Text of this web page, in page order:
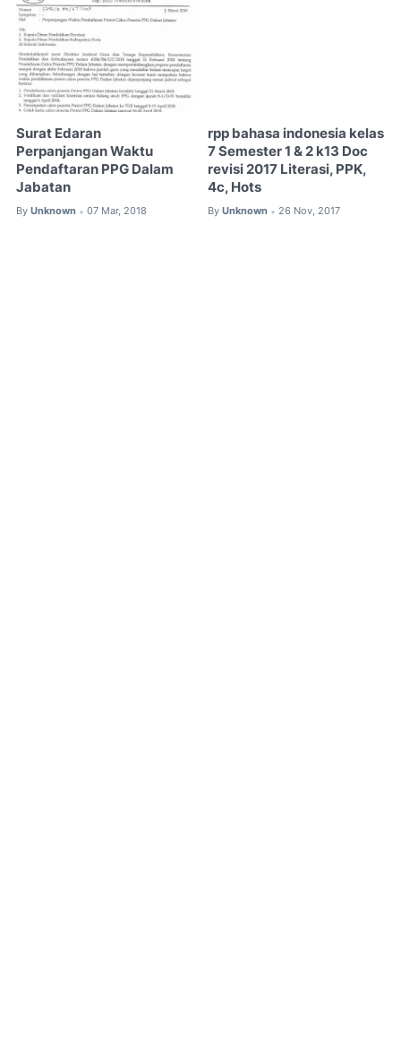
Surat Edaran
Perpanjangan Waktu
Pendaftaran PPG Dalam
Jabatan
By Unknown • 07 Mar, 2018
rpp bahasa indonesia kelas
7 Semester 1 & 2 k13 Doc
revisi 2017 Literasi, PPK,
4c, Hots
By Unknown • 26 Nov, 2017